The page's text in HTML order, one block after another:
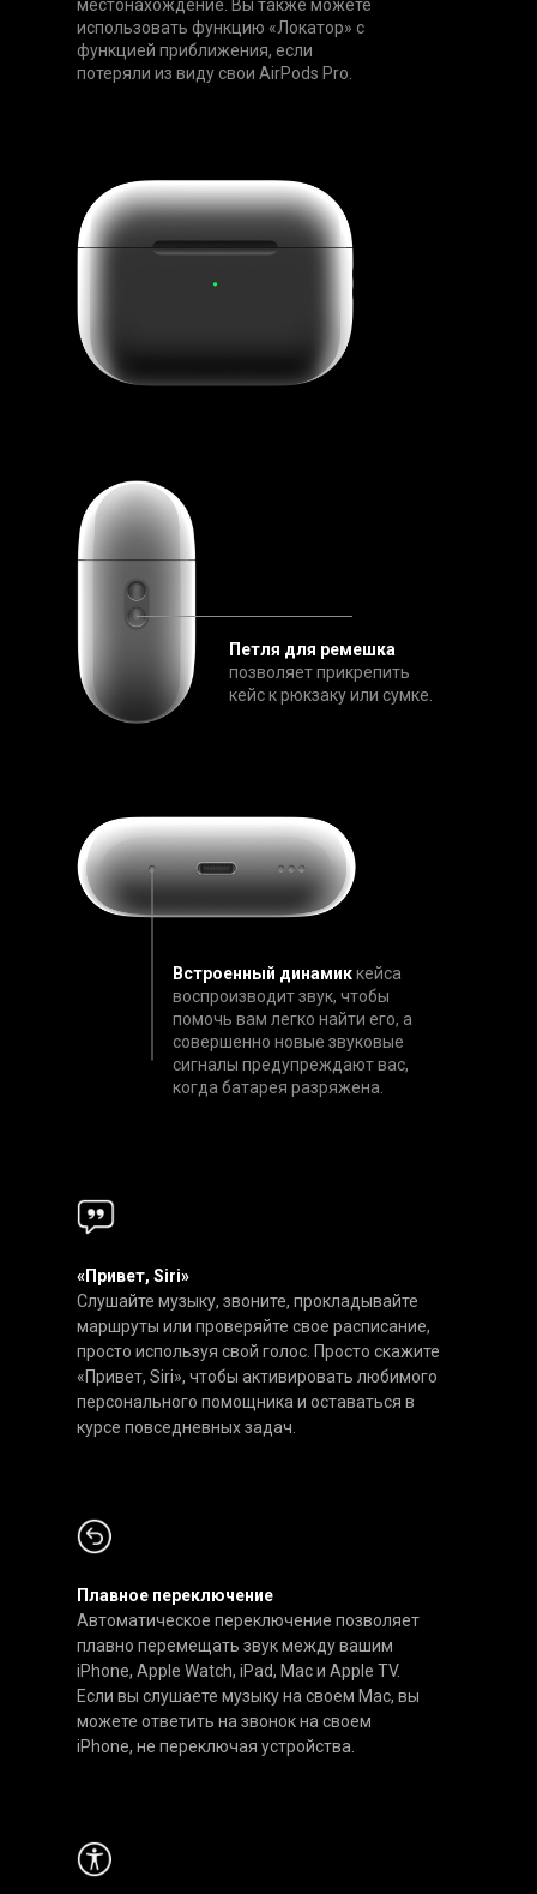
местонахождение. Вы также можете
использовать функцию «Локатор» с
функцией приближения, если
потеряли из виду свои AirPods Pro.
Петля для ремешка
позволяет прикрепить
кейс к рюкзаку или сумке.
Встроенный динамиккейса
воспроизводит звук, чтобы
помочь вам легко найти его, а
совершенно новые звуковые
сигналы предупреждают вас,
когда батарея разряжена.
«Привет, Siri»
Слушайте музыку, звоните, прокладывайте
маршруты или проверяйте свое расписание,
просто используя свой голос. Просто скажите
«Привет, Siri», чтобы активировать любимого
персонального помощника и оставаться в
курсе повседневных задач.
Плавное переключение
Автоматическое переключение позволяет
плавно перемещать звук между вашим
iPhone, Apple Watch, iPad, Mac и Apple TV.
Если вы слушаете музыку на своем Mac, вы
можете ответить на звонок на своем
iPhone, не переключая устройства.